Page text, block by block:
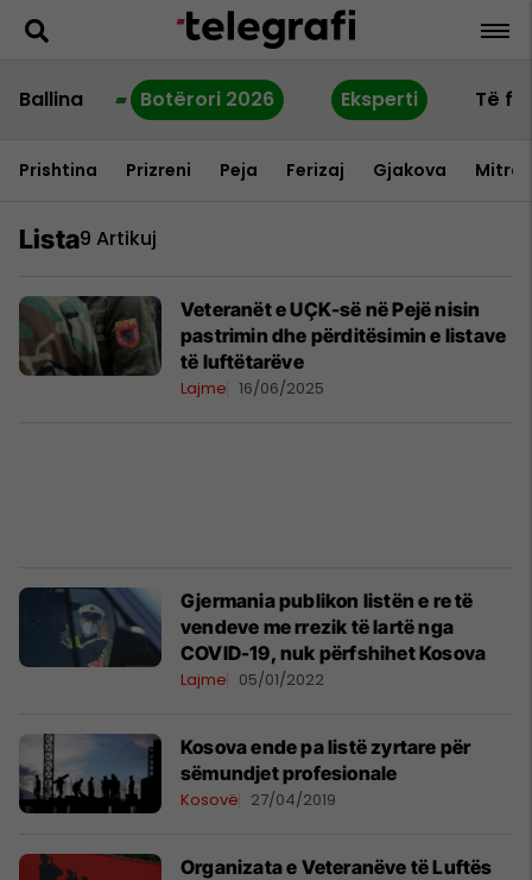
Ballina Botërori 2026 Eksperti Të
Prishtina Prizreni Peja Ferizaj Gjakova
Lista9 Artikuj
Veteranët e UÇK-së në Pejë nisin
pastrimin dhe përditësimin e listave
të luftëtarëve
Lajme 16/06/2025
Gjermania publikon listën e re të
vendeve me rrezik të lartë nga
COVID-19, nuk përfshihet Kosova
Lajme 05/01/2022
Kosova ende pa listë zyrtare për
sëmundjet profesionale
Kosovë 27/04/2019
Organizata e Veteranëve të Luftës